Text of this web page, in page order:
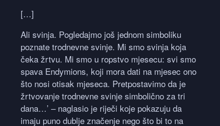
[…]
Ali svinja. Pogledajmo još jednom simboliku
poznate trodnevne svinje. Mi smo svinja koja
čeka žrtvu. Mi smo u ropstvo mjesecu: svi smo
spava Endymions, koji mora dati na mjesec ono
što nosi otisak mjeseca. Pretpostavimo da je
žrtvovanje trodnevne svinje simbolično za tri
dana…’ – naglasio je riječi koje pokazuju da
imaju puno dublje značenje nego što bi to na